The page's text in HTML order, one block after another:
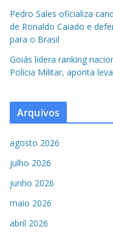
Pedro Sales oficializa
de Ronaldo Caiado e
para o Brasil
Goiás lidera ranking
Polícia Militar, aponta
Arquivos
agosto 2026
julho 2026
junho 2026
maio 2026
abril 2026